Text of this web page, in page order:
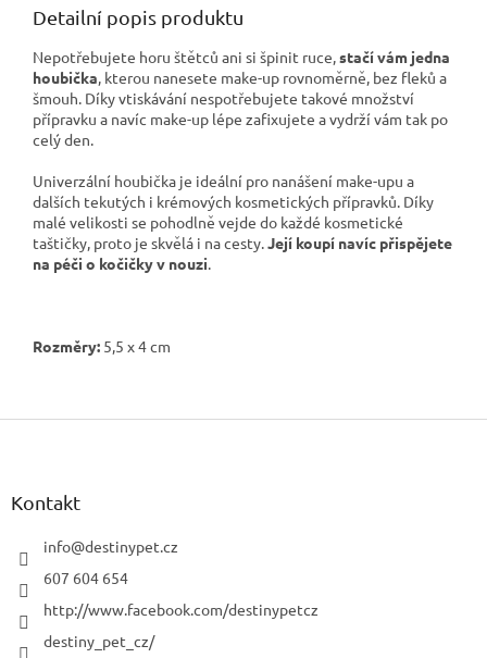
Detailní popis produktu
Nepotřebujete horu štětců ani si špinit ruce,stačí vám jedna
houbička, kterou nanesete make-up rovnoměrně, bez fleků a
šmouh. Díky vtiskávání nespotřebujete takové množství
přípravku a navíc make-up lépe zafixujete a vydrží vám tak po
celý den.
Univerzální houbička je ideální pro nanášení make-upu a
dalších tekutých i krémových kosmetických přípravků. Díky
malé velikosti se pohodlně vejde do každé kosmetické
taštičky, proto je skvělá i na cesty.Její koupí navíc přispějete
na péči o kočičky v nouzi.
Rozměry: 5,5 x 4 cm
Z
Kontakt
info@destinypet.cz
607 604 654
http://www.facebook.com/destinypetcz
destiny_pet_cz/